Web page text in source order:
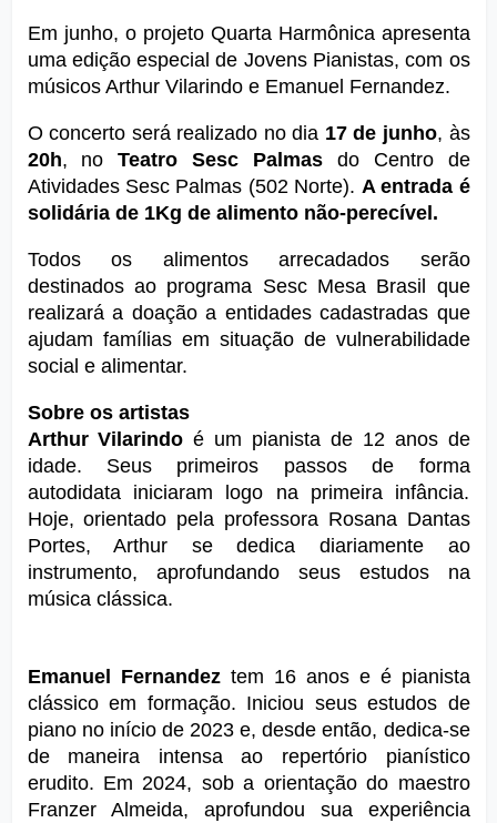
Em junho, o projeto Quarta Harmônica apresenta
uma edição especial de Jovens Pianistas, com os
músicos Arthur Vilarindo e Emanuel Fernandez.
O concerto será realizado no dia 17 de junho
, às
20h, no Teatro Sesc Palmas do Centro de
Atividades Sesc Palmas (502 Norte). A entrada é
solidária de 1Kg de alimento não-perecível.
Todos os alimentos arrecadados serão
destinados ao programa Sesc Mesa Brasil que
realizará a doação a entidades cadastradas que
ajudam famílias em situação de vulnerabilidade
social e alimentar.
Sobre os artistas
Arthur Vilarindo é um pianista de 12 anos de
idade. Seus primeiros passos de forma
autodidata iniciaram logo na primeira infância.
Hoje, orientado pela professora Rosana Dantas
Portes, Arthur se dedica diariamente ao
instrumento, aprofundando seus estudos na
música clássica.
Emanuel Fernandez tem 16 anos e é pianista
clássico em formação. Iniciou seus estudos de
piano no início de 2023 e, desde então, dedica-se
de maneira intensa ao repertório pianístico
erudito. Em 2024, sob a orientação do maestro
Franzer Almeida, aprofundou sua experiência